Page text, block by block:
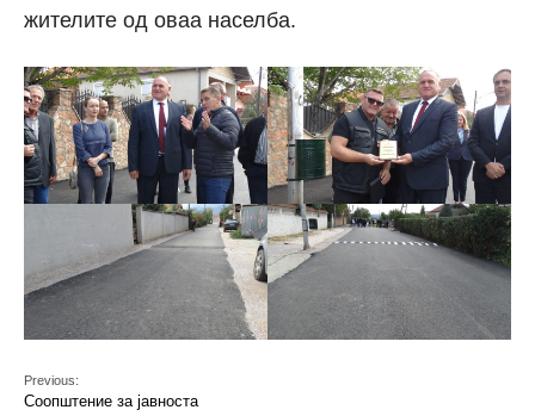
жителите од оваа населба.
Previous:
Соопштение за јавноста